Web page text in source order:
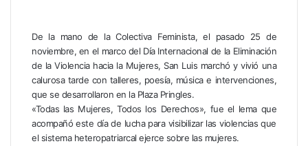
De la mano de la Colectiva Feminista, el pasado 25 de
noviembre, en el marco del Día Internacional de la Eliminación
de la Violencia hacia la Mujeres, San Luis marchó y vivió una
calurosa tarde con talleres, poesía, música e intervenciones,
que se desarrollaron en la Plaza Pringles.
«Todas las Mujeres, Todos los Derechos», fue el lema que
acompañó este día de lucha para visibilizar las violencias que
el sistema heteropatriarcal ejerce sobre las mujeres.